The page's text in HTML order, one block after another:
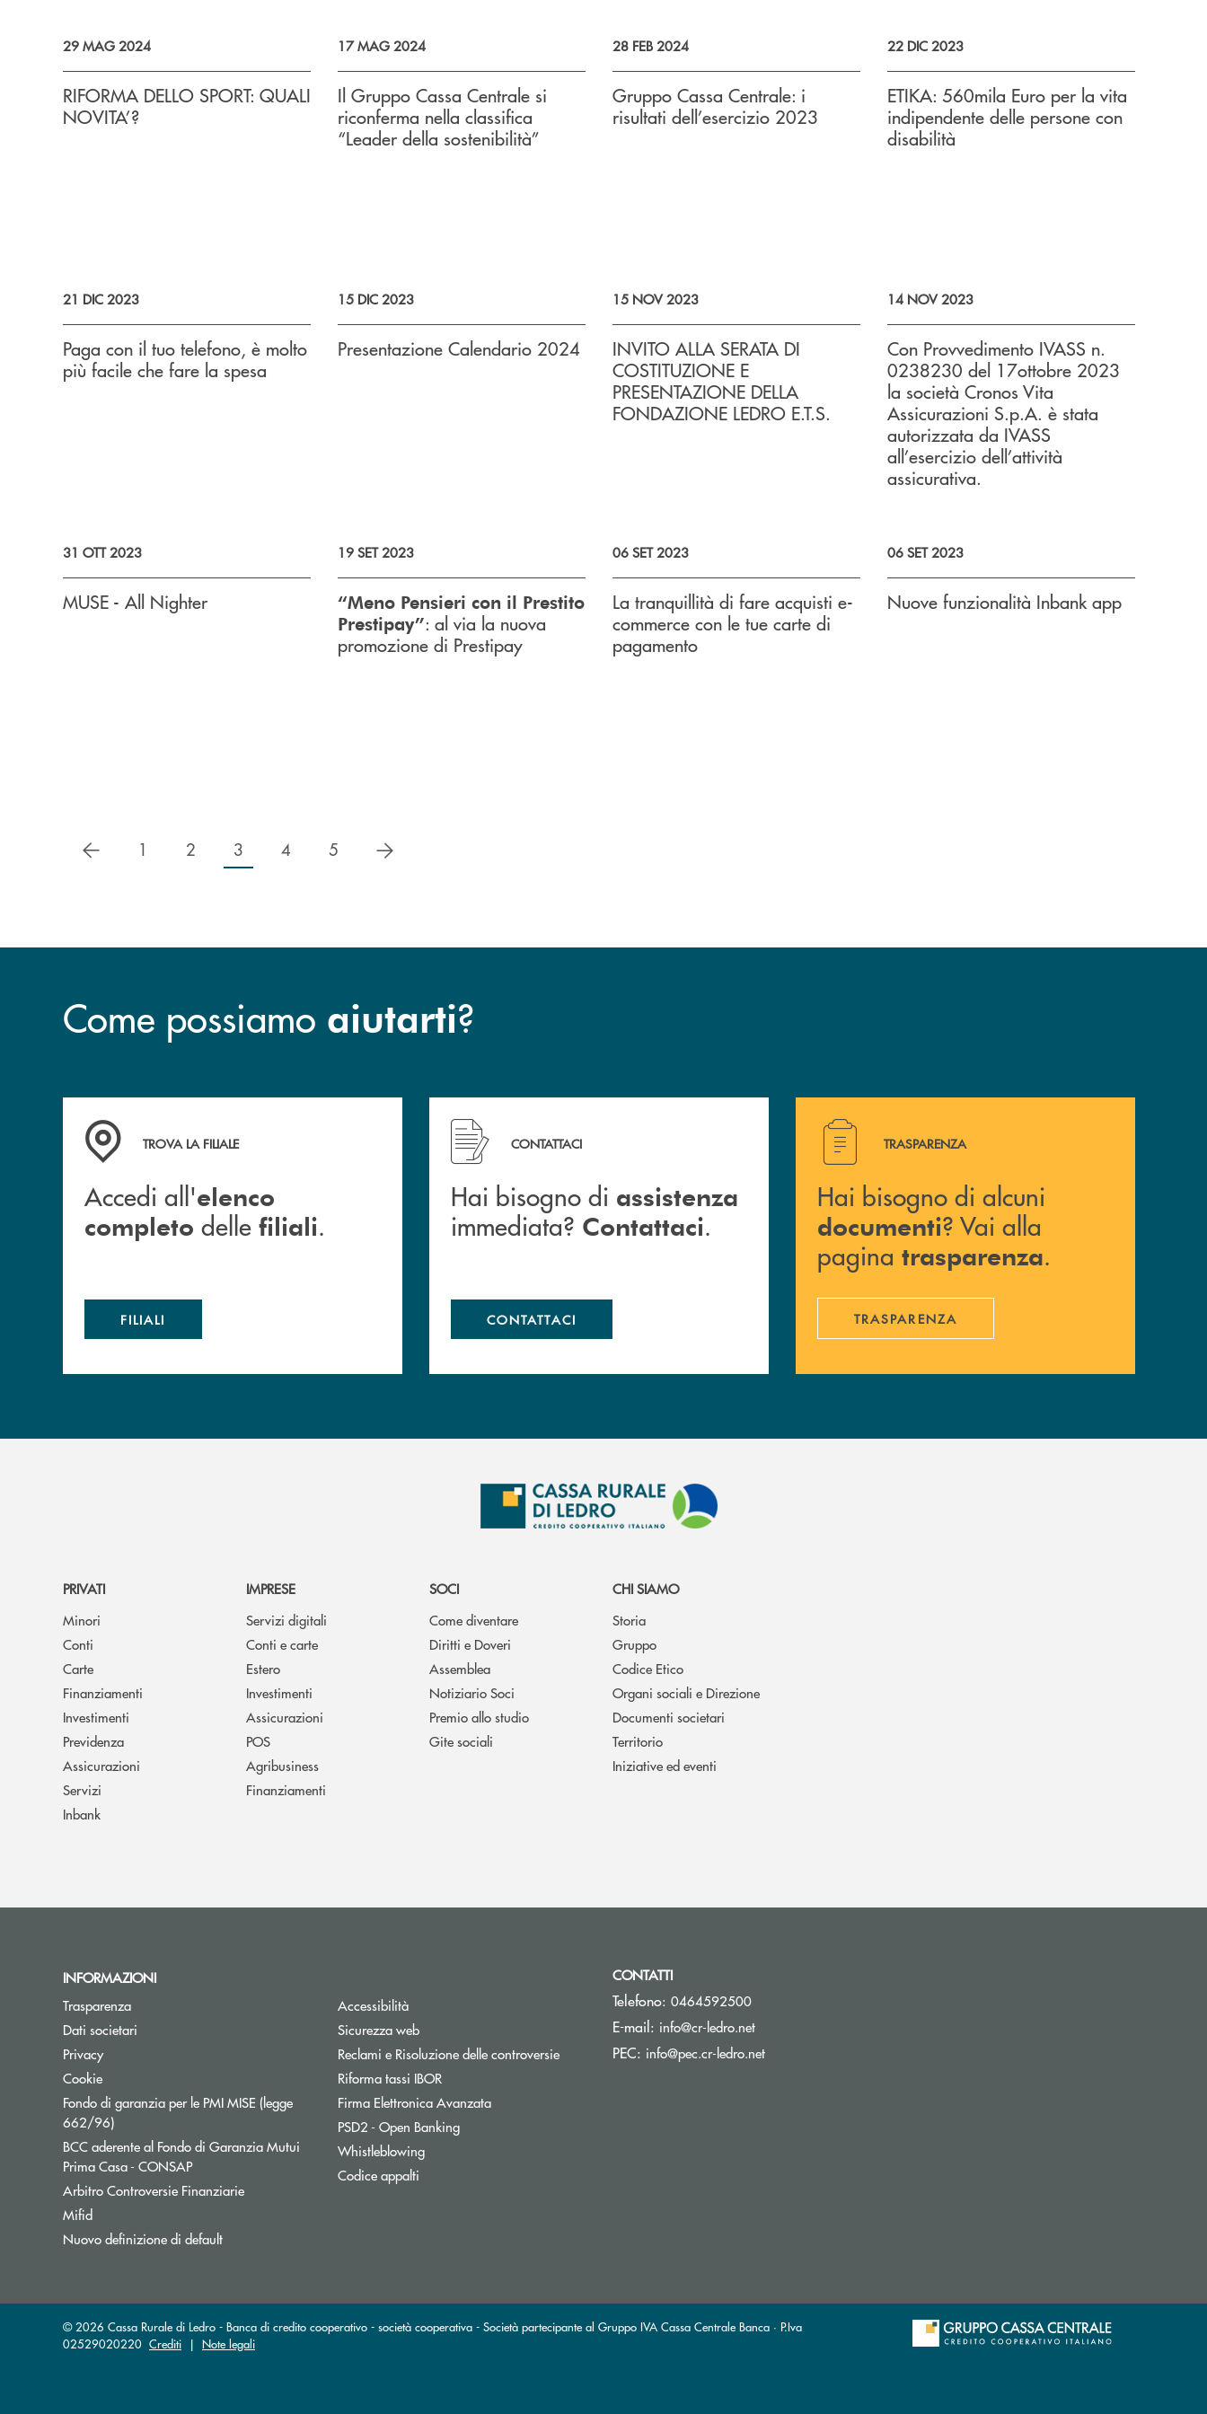
29 MAG 2024
RIFORMA DELLO SPORT: QUALI
NOVITA’?
17 MAG 2024
Il Gruppo Cassa Centrale si
riconferma nella classifica
“Leader della sostenibilità”
28 FEB 2024
Gruppo Cassa Centrale: i
risultati dell’esercizio 2023
22 DIC 2023
ETIKA: 560mila Euro per la vita
indipendente delle persone con
disabilità
21 DIC 2023
Paga con il tuo telefono, è molto
più facile che fare la spesa
15 DIC 2023
Presentazione Calendario 2024
15 NOV 2023
INVITO ALLA SERATA DI
COSTITUZIONE E
PRESENTAZIONE DELLA
FONDAZIONE LEDRO E.T.S.
14 NOV 2023
Con Provvedimento IVASS n.
0238230 del 17ottobre 2023
la società Cronos Vita
Assicurazioni S.p.A. è stata
autorizzata da IVASS
all’esercizio dell’attività
assicurativa.
31 OTT 2023
MUSE - All Nighter
19 SET 2023
“Meno Pensieri con il Prestito
Prestipay”: al via la nuova
promozione di Prestipay
06 SET 2023
La tranquillità di fare acquisti e-
commerce con le tue carte di
pagamento
06 SET 2023
Nuove funzionalità Inbank app
precedente
1 2 3 4 5 successivo
Come possiamo aiutarti?
Accedi all' elenco completo delle filiali .
TROVA LA FILIALE
Accedi all'elenco
completo delle filiali.
FILIALI
Hai bisogno di assistenza immediata? Contattaci .
CONTATTACI
Hai bisogno di assistenza
immediata? Contattaci.
CONTATTACI
Hai bisogno di alcuni documenti ? Vai alla pagina
TRASPARENZA
Hai bisogno di alcuni
documenti? Vai alla
pagina trasparenza.
TRASPARENZA
PRIVATI
Minori
Conti
Carte
Finanziamenti
Investimenti
Previdenza
Assicurazioni
Servizi
Inbank
IMPRESE
Servizi digitali
Conti e carte
Estero
Investimenti
Assicurazioni
POS
Agribusiness
Finanziamenti
SOCI
Come diventare
Diritti e Doveri
Assemblea
Notiziario Soci
Premio allo studio
Gite sociali
CHI SIAMO
Storia
Gruppo
Codice Etico
Organi sociali e Direzione
Documenti societari
Territorio
Iniziative ed eventi
INFORMAZIONI
Trasparenza
Dati societari
Privacy
Cookie
Fondo di garanzia per le PMI MISE (legge
662/96)Apre una nuova finestra
BCC aderente al Fondo di Garanzia Mutui
Prima Casa - CONSAPApre una nuova finestra
Arbitro Controversie FinanziarieApre una nuova finestra
Mifid
Nuovo definizione di default
Accessibilità
Sicurezza web
Reclami e Risoluzione delle controversie
Riforma tassi IBORApre una nuova finestra
Firma Elettronica Avanzata
PSD2 - Open BankingApre una nuova finestra
Whistleblowing
Codice appalti
CONTATTI
Telefono: 0464592500
E-mail: info@cr-ledro.net(si apre l’app di posta elettronica)
PEC: info@pec.cr-ledro.net(si apre l’app di posta elettronica)
© 2026 Cassa Rurale di Ledro - Banca di credito cooperativo - società cooperativa - Società partecipante al Gruppo IVA Cassa Centrale Banca · P.Iva
02529020220 Crediti | Note legali